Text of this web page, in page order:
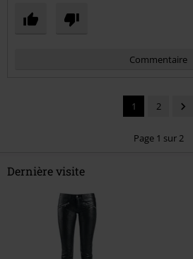
Commentaire
Envoyer le commentaire
1 2
Page 1 sur 2
Dernière visite